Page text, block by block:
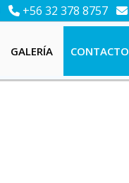
+56 32 378 8757
GALERÍA CONTACTO